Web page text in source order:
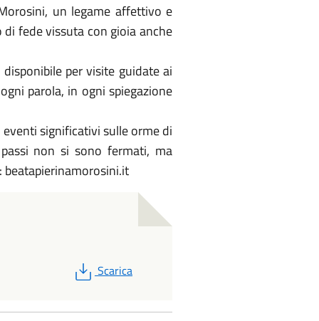
un legame affettivo e
fede vissuta con gioia anche
per visite guidate ai
parola, in ogni spiegazione
significativi sulle orme di
non si sono fermati, ma
beatapierinamorosini.it
PDF
Scarica